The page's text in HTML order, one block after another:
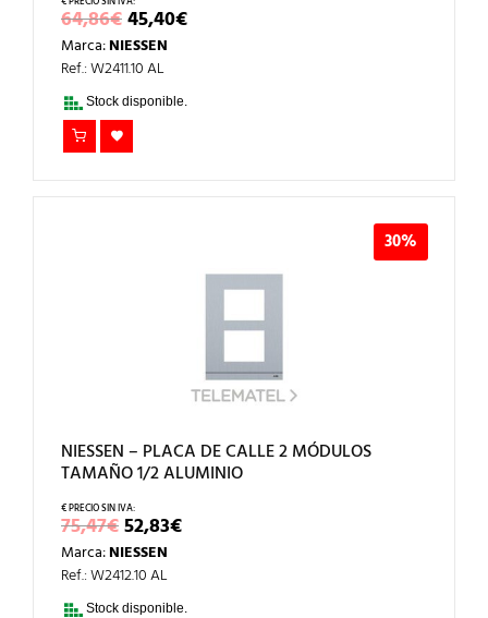
64,86€EL
PRECIO
ORIGINAL
ERA:
64,86€.
45,40€EL
PRECIO
Marca:NIESSEN
Ref.: W2411.10 AL
Stock disponible.
30%
NIESSEN – PLACA DE CALLE 2 MÓDULOS
TAMAÑO 1/2 ALUMINIO
75,47€EL
PRECIO
ORIGINAL
ERA:
75,47€.
52,83€EL
PRECIO
Marca:NIESSEN
Ref.: W2412.10 AL
Stock disponible.